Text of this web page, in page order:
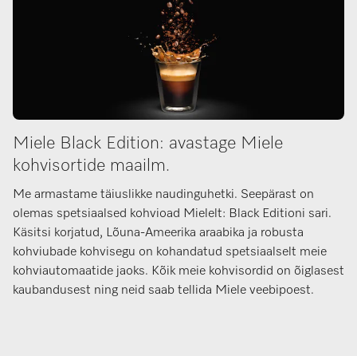
Miele Black Edition: avastage Miele
kohvisortide maailm.
Me armastame täiuslikke naudinguhetki. Seepärast on
olemas spetsiaalsed kohvioad Mielelt: Black Editioni sari.
Käsitsi korjatud, Lõuna-Ameerika araabika ja robusta
kohviubade kohvisegu on kohandatud spetsiaalselt meie
kohviautomaatide jaoks. Kõik meie kohvisordid on õiglasest
kaubandusest ning neid saab tellida Miele veebipoest.